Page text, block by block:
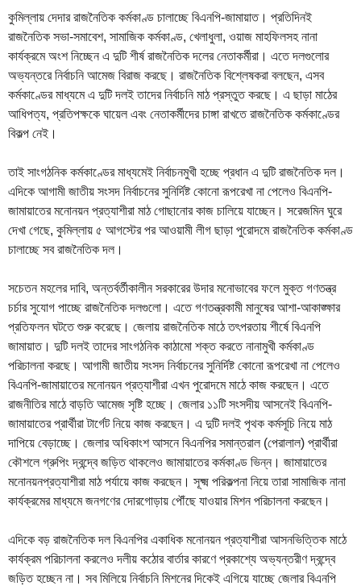
কুমিল্লায় দেদার রাজনৈতিক কর্মকাণ্ড চালাচ্ছে বিএনপি-জামায়াত। প্রতিদিনই
রাজনৈতিক সভা-সমাবেশ, সামাজিক কর্মকাণ্ড, খেলাধুলা, ওয়াজ মাহফিলসহ নানা
কার্যক্রমে অংশ নিচ্ছেন এ দুটি শীর্ষ রাজনৈতিক দলের নেতাকর্মীরা। এতে দলগুলোর
অভ্যন্তরে নির্বাচনি আমেজ বিরাজ করছে। রাজনৈতিক বিশ্লেষকরা বলছেন, এসব
কর্মকাণ্ডের মাধ্যমে এ দুটি দলই তাদের নির্বাচনি মাঠ প্রস্তুত করছে। এ ছাড়া মাঠের
আধিপত্য, প্রতিপক্ষকে ঘায়েল এবং নেতাকর্মীদের চাঙ্গা রাখতে রাজনৈতিক কর্মকাণ্ডের
বিকল্প নেই।
তাই সাংগঠনিক কর্মকাণ্ডের মাধ্যমেই নির্বাচনমুখী হচ্ছে প্রধান এ দুটি রাজনৈতিক দল।
এদিকে আগামী জাতীয় সংসদ নির্বাচনের সুনির্দিষ্ট কোনো রূপরেখা না পেলেও বিএনপি-
জামায়াতের মনোনয়ন প্রত্যাশীরা মাঠ গোছানোর কাজ চালিয়ে যাচ্ছেন। সরেজমিন ঘুরে
দেখা গেছে, কুমিল্লায় ৫ আগস্টের পর আওয়ামী লীগ ছাড়া পুরোদমে রাজনৈতিক কর্মকাণ্ড
চালাচ্ছে সব রাজনৈতিক দল।
সচেতন মহলের দাবি, অন্তর্বর্তীকালীন সরকারের উদার মনোভাবের ফলে মুক্ত গণতন্ত্র
চর্চার সুযোগ পাচ্ছে রাজনৈতিক দলগুলো। এতে গণতন্ত্রকামী মানুষের আশা-আকাঙ্ক্ষার
প্রতিফলন ঘটতে শুরু করেছে। জেলায় রাজনৈতিক মাঠে তৎপরতায় শীর্ষে বিএনপি
জামায়াত। দুটি দলই তাদের সাংগঠনিক কাঠামো শক্ত করতে নানামুখী কর্মকাণ্ড
পরিচালনা করছে। আগামী জাতীয় সংসদ নির্বাচনের সুনির্দিষ্ট কোনো রূপরেখা না পেলেও
বিএনপি-জামায়াতের মনোনয়ন প্রত্যাশীরা এখন পুরোদমে মাঠে কাজ করছেন। এতে
রাজনীতির মাঠে বাড়তি আমেজ সৃষ্টি হচ্ছে। জেলার ১১টি সংসদীয় আসনেই বিএনপি-
জামায়াতের প্রার্থীরা টার্গেট নিয়ে কাজ করছেন। এ দুটি দলই পৃথক কর্মসূচি নিয়ে মাঠ
দাপিয়ে বেড়াচ্ছে। জেলার অধিকাংশ আসনে বিএনপির সমান্তরাল (পেরালাল) প্রার্থীরা
কৌশলে গ্রুপিং দ্বন্দ্বে জড়িত থাকলেও জামায়াতের কর্মকাণ্ড ভিন্ন। জামায়াতের
মনোনয়নপ্রত্যাশীরা মাঠ পর্যায়ে কাজ করছেন। সূক্ষ্ম পরিকল্পনা নিয়ে তারা সামাজিক নানা
কার্যক্রমের মাধ্যমে জনগণের দোরগোড়ায় পৌঁছে যাওয়ার মিশন পরিচালনা করছেন।
এদিকে বড় রাজনৈতিক দল বিএনপির একাধিক মনোনয়ন প্রত্যাশীরা আসনভিত্তিক মাঠে
কার্যক্রম পরিচালনা করলেও দলীয় কঠোর বার্তার কারণে প্রকাশ্যে অভ্যন্তরীণ দ্বন্দ্বে
জড়িত হচ্ছেন না। সব মিলিয়ে নির্বাচনি মিশনের দিকেই এগিয়ে যাচ্ছে জেলার বিএনপি